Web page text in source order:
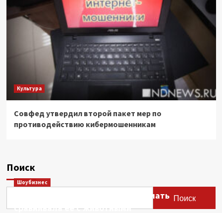
Культура
Совфед утвердил второй пакет мер по
противодействию кибермошенникам
Поиск
Поиск
Шоубизнес
Этери Тутберидзе заявила, что мать
сравнивала ее с животными